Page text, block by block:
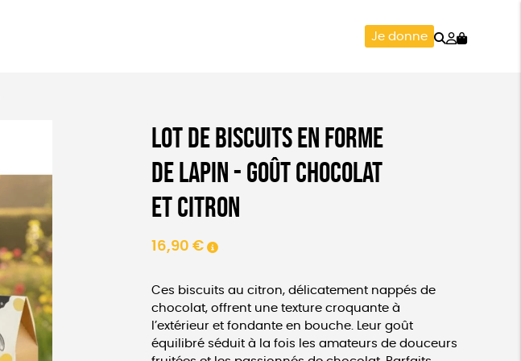
Je donne Rechercher
Mon
Lot de biscuits en forme
de lapin - goût chocolat
et citron
16,90 €
Ces biscuits au citron, délicatement nappés de
chocolat, offrent une texture croquante à
l’extérieur et fondante en bouche. Leur goût
équilibré séduit à la fois les amateurs de douceurs